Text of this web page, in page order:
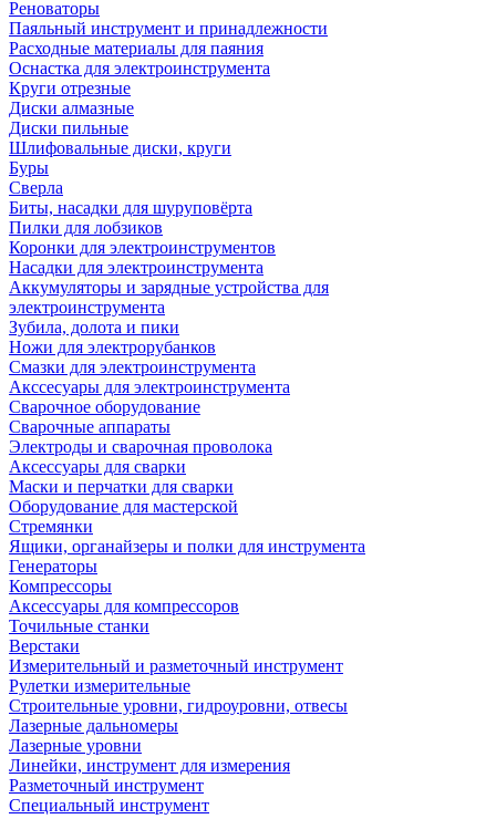
Реноваторы
Паяльный инструмент и принадлежности
Расходные материалы для паяния
Оснастка для электроинструмента
Круги отрезные
Диски алмазные
Диски пильные
Шлифовальные диски, круги
Буры
Сверла
Биты, насадки для шуруповёрта
Пилки для лобзиков
Коронки для электроинструментов
Насадки для электроинструмента
Аккумуляторы и зарядные устройства для
электроинструмента
Зубила, долота и пики
Ножи для электрорубанков
Смазки для электроинструмента
Акссесуары для электроинструмента
Сварочное оборудование
Сварочные аппараты
Электроды и сварочная проволока
Аксессуары для сварки
Маски и перчатки для сварки
Оборудование для мастерской
Стремянки
Ящики, органайзеры и полки для инструмента
Генераторы
Компрессоры
Аксессуары для компрессоров
Точильные станки
Верстаки
Измерительный и разметочный инструмент
Рулетки измерительные
Строительные уровни, гидроуровни, отвесы
Лазерные дальномеры
Лазерные уровни
Линейки, инструмент для измерения
Разметочный инструмент
Специальный инструмент